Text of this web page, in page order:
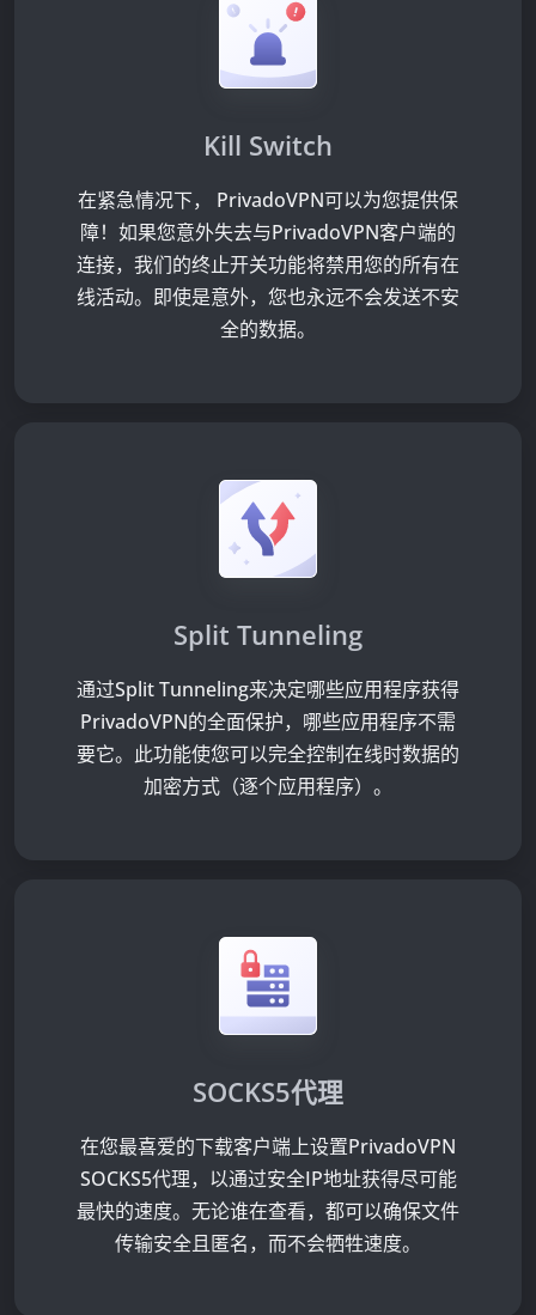
Kill Switch
在紧急情况下， PrivadoVPN可以为您提供保
障！如果您意外失去与PrivadoVPN客户端的
连接，我们的终止开关功能将禁用您的所有在
线活动。即使是意外，您也永远不会发送不安
全的数据。
Split Tunneling
通过Split Tunneling来决定哪些应用程序获得
PrivadoVPN的全面保护，哪些应用程序不需
要它。此功能使您可以完全控制在线时数据的
加密方式（逐个应用程序）。
SOCKS5代理
在您最喜爱的下载客户端上设置PrivadoVPN
SOCKS5代理，以通过安全IP地址获得尽可能
最快的速度。无论谁在查看，都可以确保文件
传输安全且匿名，而不会牺牲速度。